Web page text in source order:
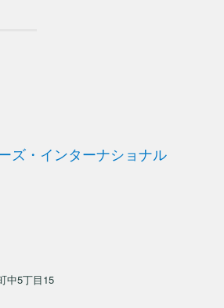
ズ・インターナショナル
中5丁目15